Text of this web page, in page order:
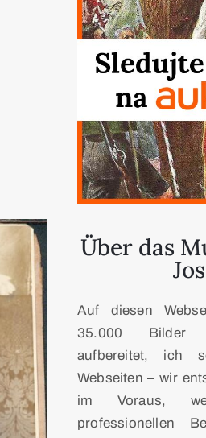
Über das
Auf diesen
35.000 Bilder
aufbereitet, ich
Webseiten – wir
im Voraus,
professionellen